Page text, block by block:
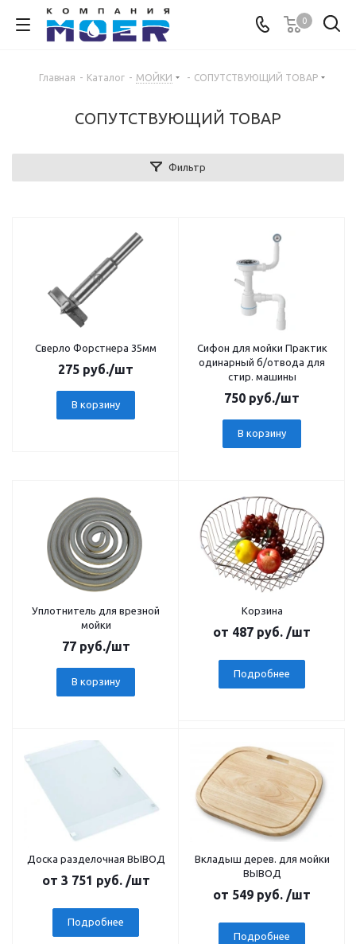
0
Главная - Каталог - МОЙКИ - СОПУТСТВУЮЩИЙ ТОВАР
СОПУТСТВУЮЩИЙ ТОВАР
Фильтр
Сверло Форстнера 35мм
275 руб./шт
В корзину
Сифон для мойки Практик
одинарный б/отвода для
стир. машины
750 руб./шт
В корзину
Уплотнитель для врезной
мойки
77руб./шт
В корзину
Корзина
от 487 руб. /шт
Подробнее
Доска разделочная ВЫВОД
от 3 751 руб. /шт
Подробнее
Вкладыш дерев. для мойки
ВЫВОД
от 549 руб. /шт
Подробнее